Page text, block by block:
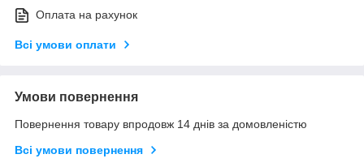
Оплата на рахунок
Всі умови оплати
Умови повернення
Повернення товару впродовж 14 днів за домовленістю
Всі умови повернення